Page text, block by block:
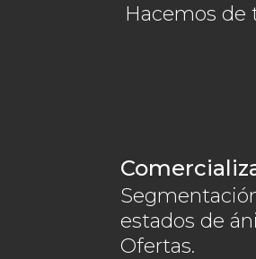
Hacemos de
estados de
Ofertas.